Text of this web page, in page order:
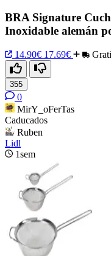
BRA Signature
Inoxidable alemán
14.90€ 17.69€
355
0
MirY_oFerTas
Caducados
Ruben
Lidl
1sem